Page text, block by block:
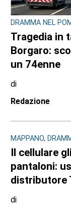
DRAMMA NEL
Tragedia in
Borgaro:
un 74enne
di
Redazione
MAPPANO,
Il cellulare
pantaloni:
distributore
di